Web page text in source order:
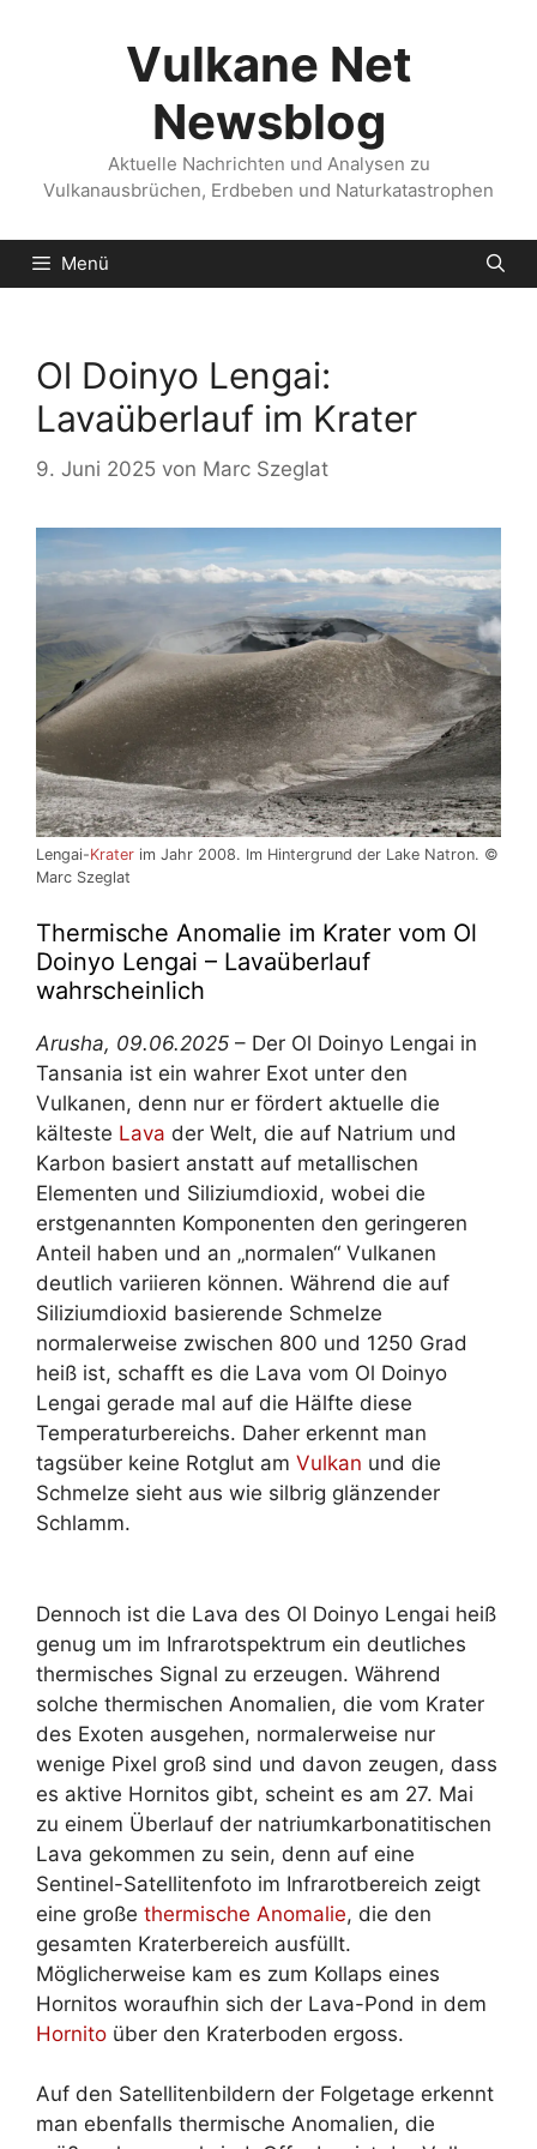
Vulkane Net
Newsblog
Aktuelle Nachrichten und Analysen zu
Vulkanausbrüchen, Erdbeben und Naturkatastrophen
Menü
Ol Doinyo Lengai:
Lavaüberlauf im Krater
9. Juni 2025 von Marc Szeglat
Lengai-Krater im Jahr 2008. Im Hintergrund der Lake Natron. ©
Marc Szeglat
Thermische Anomalie im Krater vom Ol
Doinyo Lengai – Lavaüberlauf
wahrscheinlich
Arusha, 09.06.2025 – Der Ol Doinyo Lengai in
Tansania ist ein wahrer Exot unter den
Vulkanen, denn nur er fördert aktuelle die
kälteste Lava der Welt, die auf Natrium und
Karbon basiert anstatt auf metallischen
Elementen und Siliziumdioxid, wobei die
erstgenannten Komponenten den geringeren
Anteil haben und an „normalen“ Vulkanen
deutlich variieren können. Während die auf
Siliziumdioxid basierende Schmelze
normalerweise zwischen 800 und 1250 Grad
heiß ist, schafft es die Lava vom Ol Doinyo
Lengai gerade mal auf die Hälfte diese
Temperaturbereichs. Daher erkennt man
tagsüber keine Rotglut am Vulkan und die
Schmelze sieht aus wie silbrig glänzender
Schlamm.
Dennoch ist die Lava des Ol Doinyo Lengai heiß
genug um im Infrarotspektrum ein deutliches
thermisches Signal zu erzeugen. Während
solche thermischen Anomalien, die vom Krater
des Exoten ausgehen, normalerweise nur
wenige Pixel groß sind und davon zeugen, dass
es aktive Hornitos gibt, scheint es am 27. Mai
zu einem Überlauf der natriumkarbonatitischen
Lava gekommen zu sein, denn auf eine
Sentinel-Satellitenfoto im Infrarotbereich zeigt
eine große thermische Anomalie, die den
gesamten Kraterbereich ausfüllt.
Möglicherweise kam es zum Kollaps eines
Hornitos woraufhin sich der Lava-Pond in dem
Hornito über den Kraterboden ergoss.
Auf den Satellitenbildern der Folgetage erkennt
man ebenfalls thermische Anomalien, die